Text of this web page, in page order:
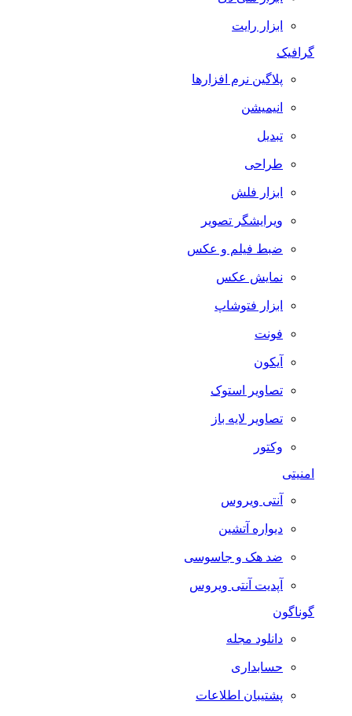
ابزار رایت
گرافیک
پلاگین نرم افزارها
انیمیشن
تبدیل
طراحی
ابزار فلش
ویرایشگر تصویر
ضبط فيلم و عكس
نمایش عکس
ابزار فتوشاپ
فونت
آیکون
تصاویر استوک
تصاویر لایه باز
وکتور
امنیتی
آنتی ویروس
دیواره آتشین
ضد هک و جاسوسی
آپدیت آنتی ویروس
گوناگون
دانلود مجله
حسابداری
پشتیبان اطلاعات